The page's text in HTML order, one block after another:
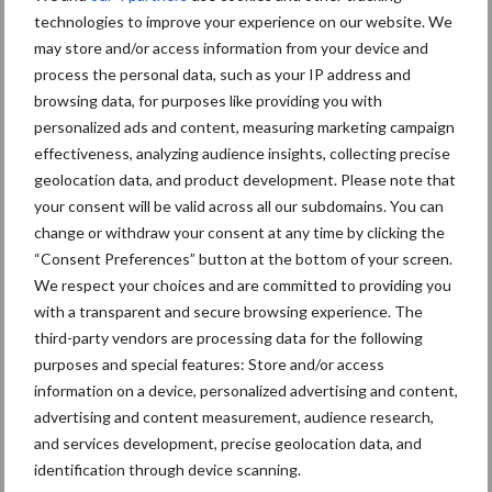
technologies to improve your experience on our website. We
may store and/or access information from your device and
process the personal data, such as your IP address and
browsing data, for purposes like providing you with
personalized ads and content, measuring marketing campaign
effectiveness, analyzing audience insights, collecting precise
geolocation data, and product development. Please note that
your consent will be valid across all our subdomains. You can
change or withdraw your consent at any time by clicking the
“Consent Preferences” button at the bottom of your screen.
We respect your choices and are committed to providing you
with a transparent and secure browsing experience. The
third-party vendors are processing data for the following
purposes and special features: Store and/or access
information on a device, personalized advertising and content,
advertising and content measurement, audience research,
and services development, precise geolocation data, and
identification through device scanning.
Bron:CLM Onderzoek
Afrekenbare Stoffenbalans: hoe zit
het?
Lees hier meer over de Afrekenbare Stoffenbalans (ASB).
Afrekenbare Stoffenbalans: opties voor lichte regulering
op ammoniak en klimaat
Aanbevolen voor jou!
Grondstoffenmarkt blijft
grillig: droogte en